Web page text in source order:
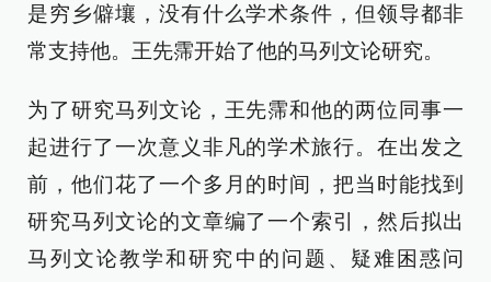
是穷乡僻壤，没有什么学术条件，但领导都非
常支持他。王先霈开始了他的马列文论研究。
为了研究马列文论，王先霈和他的两位同事一
起进行了一次意义非凡的学术旅行。在出发之
前，他们花了一个多月的时间，把当时能找到
研究马列文论的文章编了一个索引，然后拟出
马列文论教学和研究中的问题、疑难困惑问